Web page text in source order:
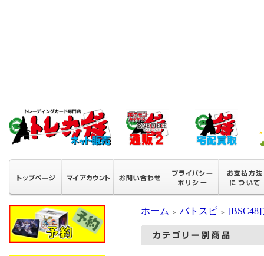
ホーム ＞ バトスピ ＞